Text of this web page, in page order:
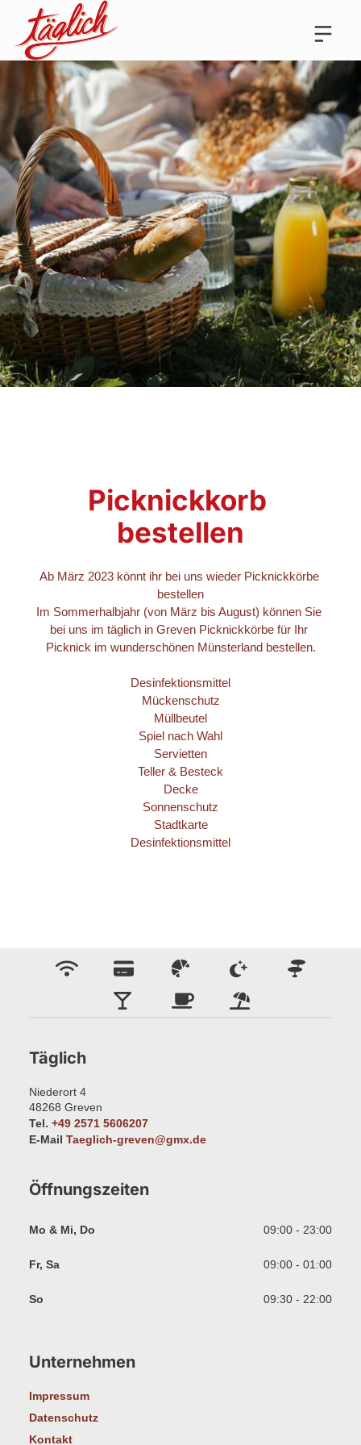
Picknickkorb
bestellen
Ab März 2023 könnt ihr bei uns wieder Picknickkörbe
bestellen
Im Sommerhalbjahr (von März bis August) können Sie
bei uns im täglich in Greven Picknickkörbe für Ihr
Picknick im wunderschönen Münsterland bestellen.
Desinfektionsmittel
Mückenschutz
Müllbeutel
Spiel nach Wahl
Servietten
Teller & Besteck
Decke
Sonnenschutz
Stadtkarte
Desinfektionsmittel
Täglich
Niederort 4
48268 Greven
Tel. +49 2571 5606207
E-Mail Taeglich-greven@gmx.de
Öffnungszeiten
Mo & Mi, Do 09:00 - 23:00
Fr, Sa 09:00 - 01:00
So 09:30 - 22:00
Unternehmen
Impressum
Datenschutz
Kontakt